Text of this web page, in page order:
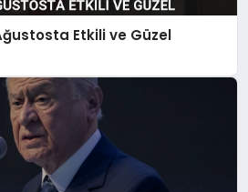
Etkili ve Güzel